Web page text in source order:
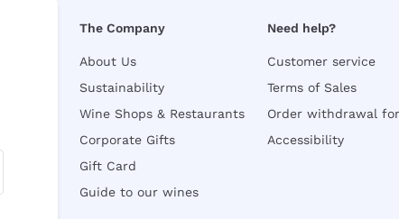
The Company
About Us
Sustainability
Wine Shops & Restaurants
Corporate Gifts
Gift Card
Guide to our wines
Need help?
Customer service
Terms of Sales
Order withdrawal
Accessibility